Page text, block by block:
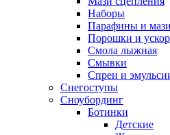
Наборы
Парафины и
Порошки и
Смола лыжная
Смывки
Спреи и
Снегоступы
Сноубординг
Ботинки
Детские